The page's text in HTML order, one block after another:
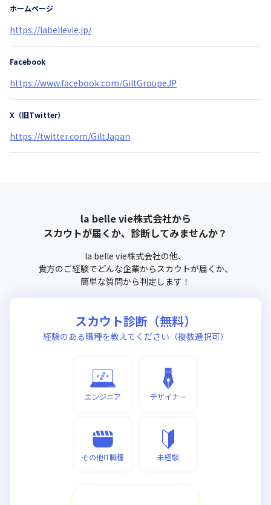
ホームページ
https://labellevie.jp/
Facebook
https://www.facebook.com/GiltGroupeJP
X（旧Twitter）
https://twitter.com/GiltJapan
la belle vie株式会社から
スカウトが届くか、診断してみませんか？
la belle vie株式会社の他、
貴方のご経験でどんな企業からスカウトが届くか、
簡単な質問から判定します！
スカウト診断（無料）
経験のある職種を教えてください（複数選択可）
エンジニア デザイナー
その他IT職種 未経験